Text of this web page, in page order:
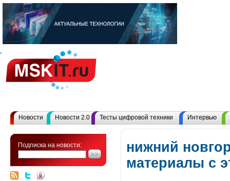
Новости Новости 2.0 Тесты цифровой техники Интервью
Подписка на новости:
нижний
материалы с